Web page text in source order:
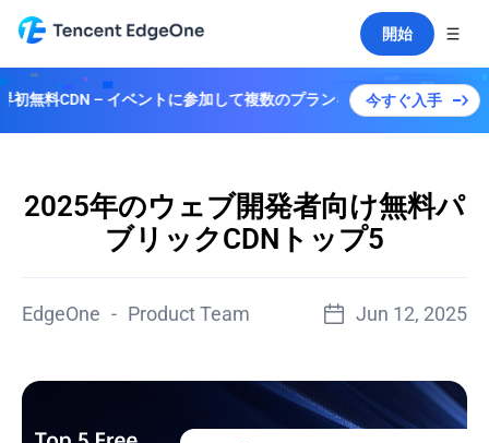
開始
ベントに参加して複数のプランを解除しよう！ 今すぐ入手
2025年のウェブ開発者向け無料パ
ブリックCDNトップ5
EdgeOne - Product Team Jun 12, 2025